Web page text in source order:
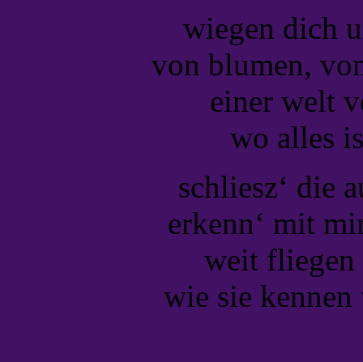
wiegen dich
von blumen,
einer welt
wo alles
schliesz‘ die
erkenn‘ mit
weit fliegen
wie sie